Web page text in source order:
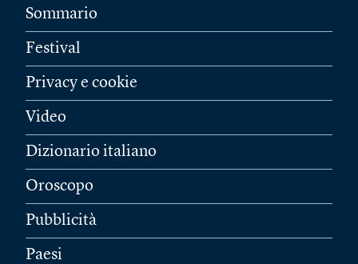
Sommario
Festival
Privacy e cookie
Video
Dizionario italiano
Oroscopo
Pubblicità
Paesi